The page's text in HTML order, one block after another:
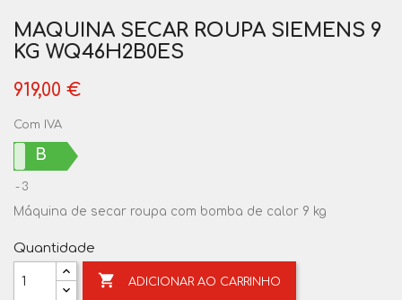
MAQUINA SECAR ROUPA SIEMENS 9
KG WQ46H2B0ES
919,00 €
Com IVA
B
3
Máquina de secar roupa com bomba de calor 9 kg
Quantidade
 ADICIONAR AO CARRINHO